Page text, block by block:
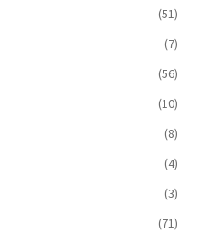
(51)
(7)
(56)
(10)
(8)
(4)
(3)
(71)